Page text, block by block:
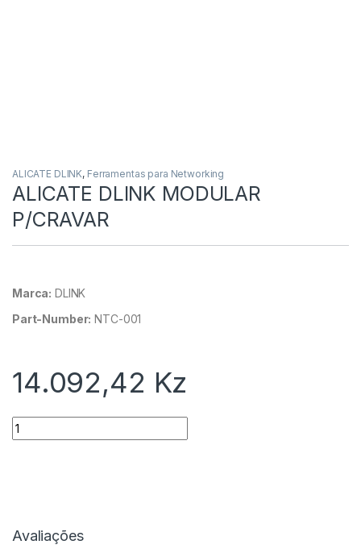
ALICATE DLINK, Ferramentas para Networking
ALICATE DLINK MODULAR
P/CRAVAR
Marca: DLINK
Part-Number: NTC-001
14.092,42 Kz
Quantidade
Avaliações